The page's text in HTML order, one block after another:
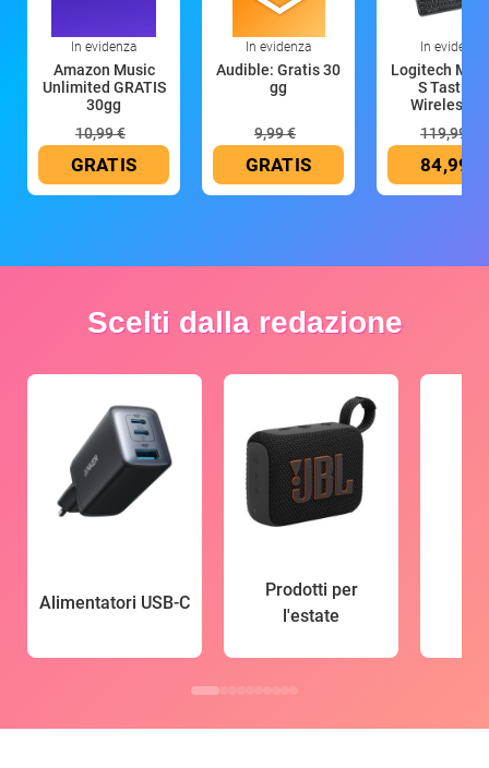
In evidenza
Amazon Music
Unlimited GRATIS
30gg
10,99 €
GRATIS
In evidenza
Audible: Gratis 30
gg
9,99 €
GRATIS
In evidenza
Logitech MX
S Tastiera
Wireless
119,99 €
84,99 €
Scelti dalla redazione
Alimentatori USB-C
Prodotti per
l'estate